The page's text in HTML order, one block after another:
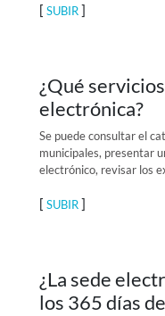
[ SUBIR]
¿Qué
electrónica?
Se puede consultar el
municipales, presentar
electrónico, revisar los
[ SUBIR]
¿La sede
los 365 días